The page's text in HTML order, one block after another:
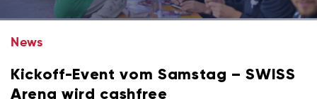
News
Kickoff-Event vom Samstag – SWISS
Arena wird cashfree